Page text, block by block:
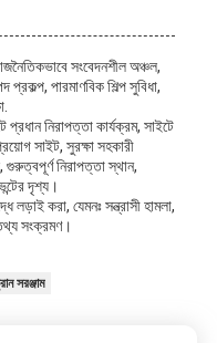
সংবেদনশীল অঞ্চল,
পারমাণবিক শিল্প সুবিধা,
নিরাপত্তা কার্যক্রম, সাইটে
সাইট, সুরক্ষা সহকারী
গুরুত্বপূর্ণ নিরাপত্তা স্থান,
দৃশ্য।
লড়াই করা, যেমনঃ সন্ত্রাসী হামলা,
সংক্রমণ।
সরঞ্জাম